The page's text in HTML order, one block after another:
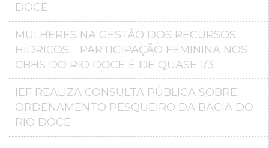
DOCE
MULHERES NA GESTÃO DOS RECURSOS
HÍDRICOS: PARTICIPAÇÃO FEMININA NOS
CBHS DO RIO DOCE É DE QUASE 1/3
IEF REALIZA CONSULTA PÚBLICA SOBRE
ORDENAMENTO PESQUEIRO DA BACIA DO
RIO DOCE